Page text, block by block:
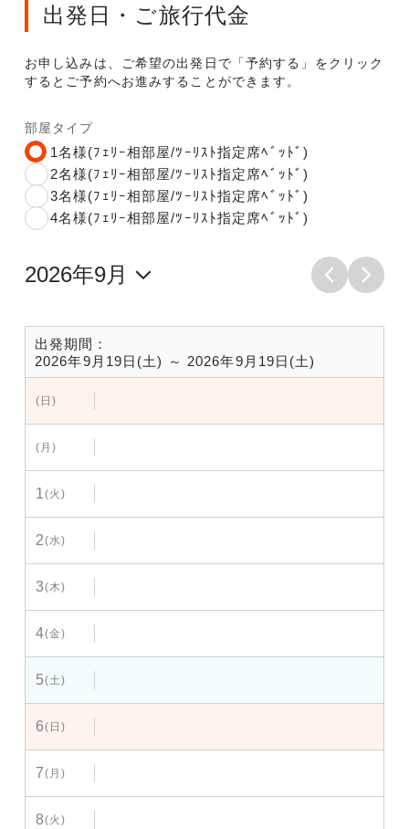
出発日・ご旅行代金
お申し込みは、ご希望の出発日で「予約する」をクリック
するとご予約へお進みすることができます。
部屋タイプ
1名様(ﾌｪﾘｰ相部屋/ﾂｰﾘｽﾄ指定席ﾍﾞｯﾄﾞ)
2名様(ﾌｪﾘｰ相部屋/ﾂｰﾘｽﾄ指定席ﾍﾞｯﾄﾞ)
3名様(ﾌｪﾘｰ相部屋/ﾂｰﾘｽﾄ指定席ﾍﾞｯﾄﾞ)
4名様(ﾌｪﾘｰ相部屋/ﾂｰﾘｽﾄ指定席ﾍﾞｯﾄﾞ)
出発期間：
2026年9月19日(土) ～ 2026年9月19日(土)
(日)
(月)
1(火)
2(水)
3(木)
4(金)
5(土)
6(日)
7(月)
8(火)